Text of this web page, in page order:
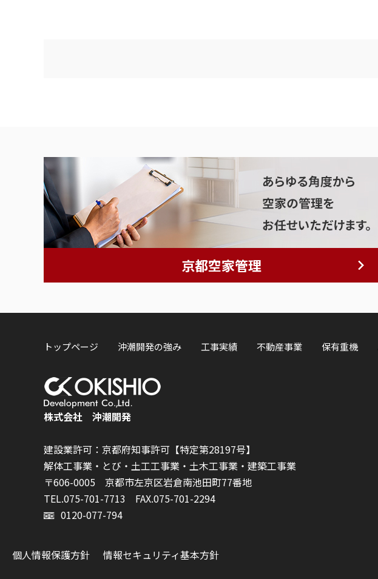
京都空家管理
トップページ 沖潮開発の強み 工事実績 不動産事業 保有重機
株式会社 沖潮開発
建設業許可：京都府知事許可【特定第28197号】
解体工事業・とび・土工工事業・土木工事業・建築工事業
〒606-0005 京都市左京区岩倉南池田町77番地
TEL.075-701-7713 FAX.075-701-2294
0120-077-794
個人情報保護方針 情報セキュリティ基本方針